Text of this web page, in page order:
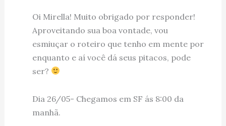
Oi Mirella! Muito obrigado por responder!
Aproveitando sua boa vontade, vou
esmiuçar o roteiro que tenho em mente por
enquanto e aí você dá seus pitacos, pode
ser?
Dia 26/05- Chegamos em SF ás 8:00 da
manhã.